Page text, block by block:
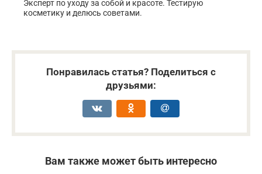
Эксперт по уходу за собой и красоте. Тестирую
косметику и делюсь советами.
Понравилась статья? Поделиться с
друзьями:
Вам также может быть интересно